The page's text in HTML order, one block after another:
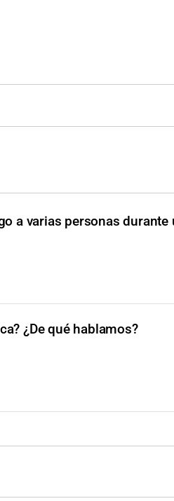
a varias personas durante
¿De qué hablamos?